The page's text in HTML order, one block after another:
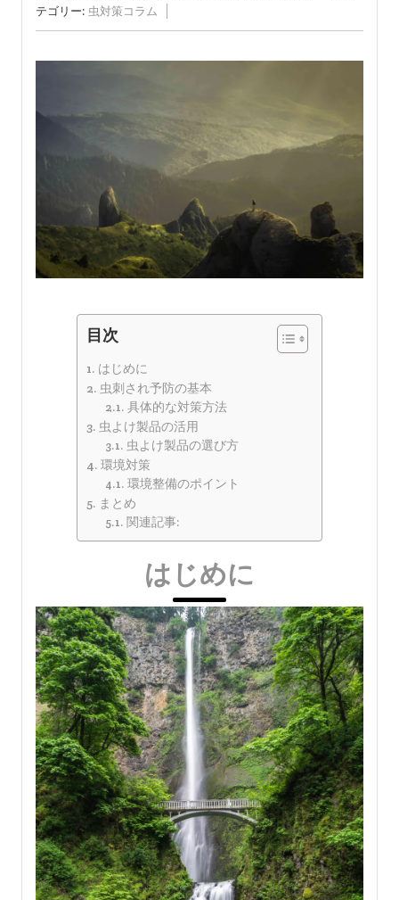
テゴリー: 虫対策コラム
目次
はじめに
虫刺され予防の基本
具体的な対策方法
虫よけ製品の活用
虫よけ製品の選び方
環境対策
環境整備のポイント
まとめ
関連記事:
はじめに